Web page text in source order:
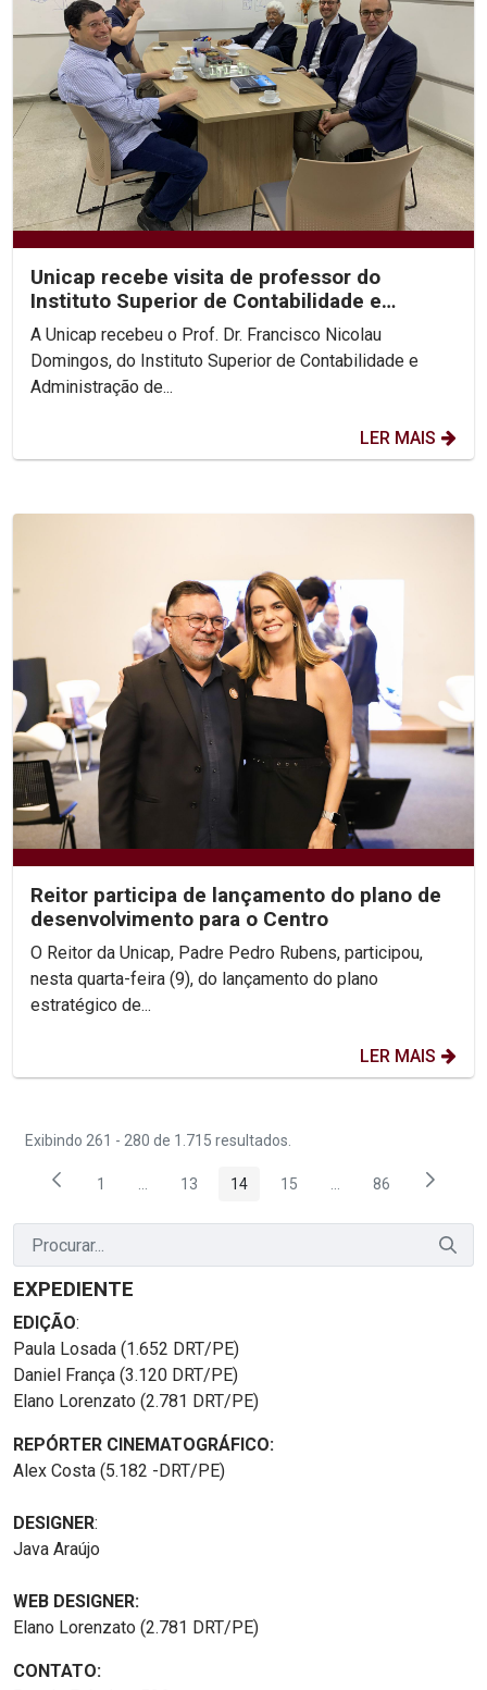
Unicap recebe visita de professor do
Instituto Superior de Contabilidade e
Administração de Lisboa
A Unicap recebeu o Prof. Dr. Francisco Nicolau
Domingos, do Instituto Superior de Contabilidade e
Administração de...
LER MAIS
Reitor participa de lançamento do plano de
desenvolvimento para o Centro
O Reitor da Unicap, Padre Pedro Rubens, participou,
nesta quarta-feira (9), do lançamento do plano
estratégico de...
LER MAIS
Exibindo 261 - 280 de 1.715 resultados.
Página
1 ...Páginas intermediárias Usar ABA para navegar.
Página
13 Página
14 Página
15 ...PáginasPágina
86
EXPEDIENTE
EDIÇÃO:
Paula Losada (1.652 DRT/PE)
Daniel França (3.120 DRT/PE)
Elano Lorenzato (2.781 DRT/PE)
REPÓRTER CINEMATOGRÁFICO:
Alex Costa (5.182 -DRT/PE)
DESIGNER:
Java Araújo
WEB DESIGNER:
Elano Lorenzato (2.781 DRT/PE)
CONTATO: